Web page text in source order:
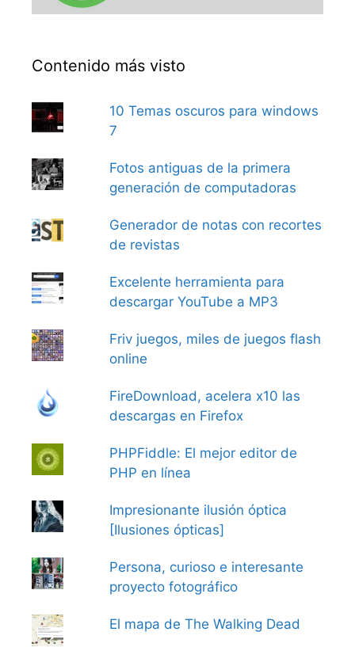
Contenido más visto
10 Temas oscuros para windows
7
Fotos antiguas de la primera
generación de computadoras
Generador de notas con recortes
de revistas
Excelente herramienta para
descargar YouTube a MP3
Friv juegos, miles de juegos flash
online
FireDownload, acelera x10 las
descargas en Firefox
PHPFiddle: El mejor editor de
PHP en línea
Impresionante ilusión óptica
[Ilusiones ópticas]
Persona, curioso e interesante
proyecto fotográfico
El mapa de The Walking Dead